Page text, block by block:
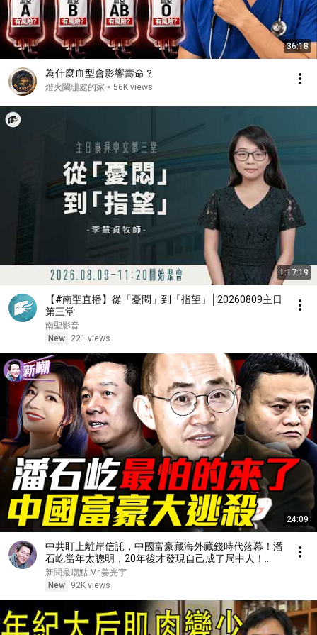
36:18
為什麼血型會影響壽命？
燈火闌珊處的家 • 56K views
1:17:19
【#南聖直播】從「憂悶」到「指望」│20260809主日
第三堂
南聖影音
New
221 views
24:09
中共盯上離岸信託，中國富豪藏海外藏錢時代落幕！潘
石屹當年太聰明，20年後才發現自己成了局中人！
『新聞最嘲點 姜光宇』2026.0808
新聞最嘲點 Mr.姜光宇
New
92K views